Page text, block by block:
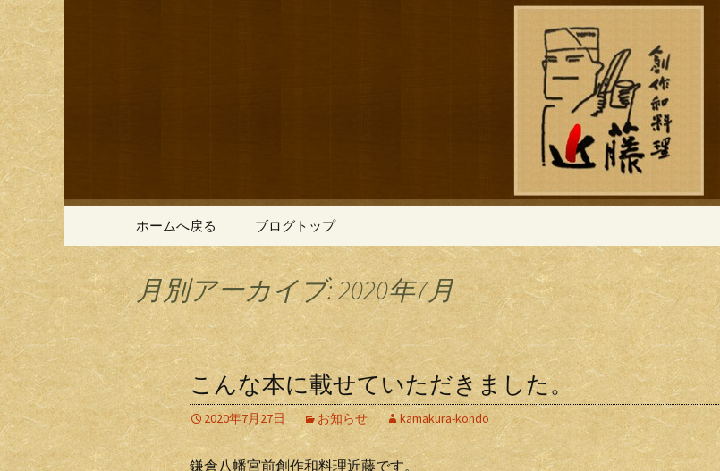
鎌倉の創作和食「近藤
コンテンツへ移動
ホームへ戻る ブログトップ
月別アーカイブ: 2020年7月
こんな本に載せていただきました。
2020年7月27日 お知らせ kamakura-kondo
鎌倉八幡宮前創作和料理近藤です。